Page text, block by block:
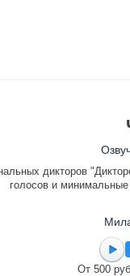
дикторов
голосов и
От 500